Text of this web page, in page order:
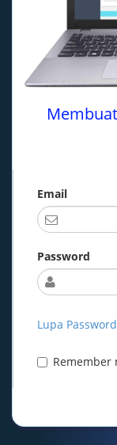
Email
Password
Lupa
Remember